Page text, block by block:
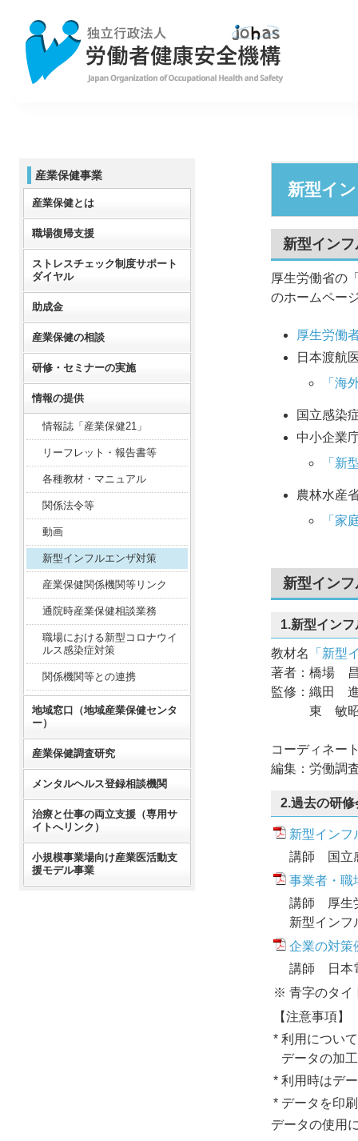
新型イ
新型イン
厚生労働省の
のホームペー
厚生労働
日本渡航
「海
国立感染
中小企業
「新
農林水産
「家
新型イン
1.新型イン
教材名
「新型
著者： 橋場
監修： 織田
東 敏
コーディネー
編集： 労働調
2.過去の研
新型イン
講師 国立
事業者・職
講師 厚生
新型イン
企業の対策
講師 日本
※ 青字のタイ
【注意事項】
* 利用につい
データの加
* 利用時はデ
* データを印
データの使用
産業保健事業
産業保健とは
職場復帰支援
ストレスチェック制度サポート
ダイヤル
助成金
産業保健の相談
研修・セミナーの実施
情報の提供
情報誌「産業保健21」
リーフレット・報告書等
各種教材・マニュアル
関係法令等
動画
新型インフルエンザ対策
産業保健関係機関等リンク
通院時産業保健相談業務
職場における新型コロナウイ
ルス感染症対策
関係機関等との連携
地域窓口（地域産業保健センタ
ー）
産業保健調査研究
メンタルヘルス登録相談機関
治療と仕事の両立支援（専用サ
イトへリンク）
小規模事業場向け産業医活動支
援モデル事業